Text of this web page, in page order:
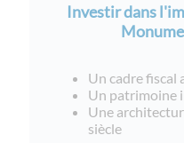
Investir dans
Un cadre fiscal
Un patrimoine
Une
siècle